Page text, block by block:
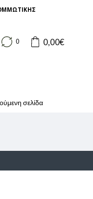
0 0,00€
σελίδα